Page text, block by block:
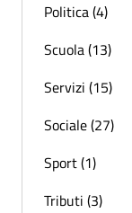
Politica (4)
Scuola (13)
Servizi (15)
Sociale (27)
Sport (1)
Tributi (3)